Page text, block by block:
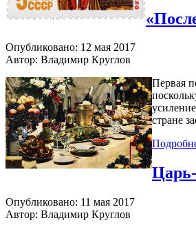
Опубликовано: 12 мая 2017
Автор: Владимир Круглов
Первая
стране
Опубликовано: 11 мая 2017
Автор: Владимир Круглов